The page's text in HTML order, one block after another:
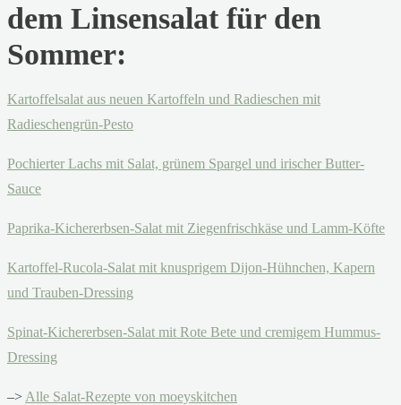
dem Linsensalat für den
Sommer:
Kartoffelsalat aus neuen Kartoffeln und Radieschen mit
Radieschengrün-Pesto
Pochierter Lachs mit Salat, grünem Spargel und irischer Butter-
Sauce
Paprika-Kichererbsen-Salat mit Ziegenfrischkäse und Lamm-Köfte
Kartoffel-Rucola-Salat mit knusprigem Dijon-Hühnchen, Kapern
und Trauben-Dressing
Spinat-Kichererbsen-Salat mit Rote Bete und cremigem Hummus-
Dressing
–> Alle Salat-Rezepte von moeyskitchen